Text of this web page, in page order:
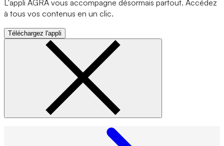
L'appli AGRA vous accompagne désormais partout. Accédez
à tous vos contenus en un clic.
Téléchargez l'appli